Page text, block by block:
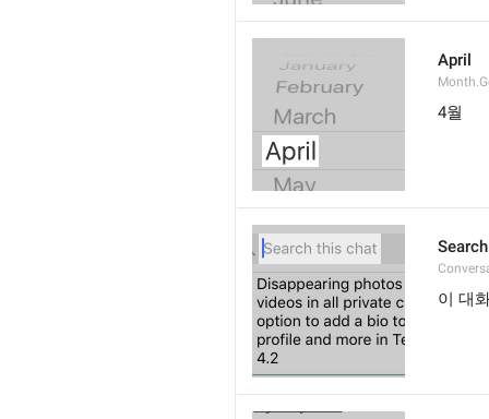
April
4월
이 대